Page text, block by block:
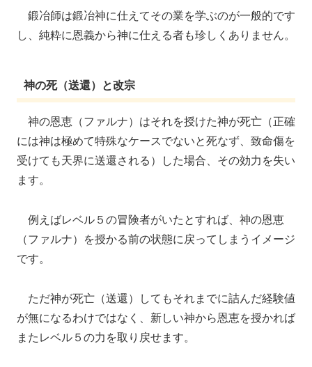
鍛冶師は鍛冶神に仕えてその業を学ぶのが一般的です
し、純粋に恩義から神に仕える者も珍しくありません。
神の死（送還）と改宗
神の恩恵（ファルナ）はそれを授けた神が死亡（正確
には神は極めて特殊なケースでないと死なず、致命傷を
受けても天界に送還される）した場合、その効力を失い
ます。
例えばレベル５の冒険者がいたとすれば、神の恩恵
（ファルナ）を授かる前の状態に戻ってしまうイメージ
です。
ただ神が死亡（送還）してもそれまでに詰んだ経験値
が無になるわけではなく、新しい神から恩恵を授かれば
またレベル５の力を取り戻せます。